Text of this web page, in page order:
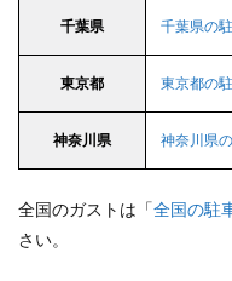
千葉県 千葉県の
東京都 東京都の
神奈川県 神奈川県
全国のガストは「全国の駐
さい。